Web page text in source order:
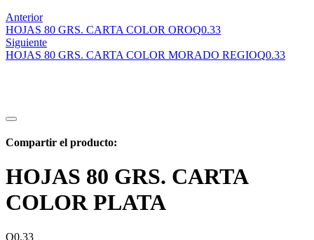
Anterior
HOJAS 80 GRS. CARTA COLOR OROQ0.33
Siguiente
HOJAS 80 GRS. CARTA COLOR MORADO REGIOQ0.33
Compartir el producto:
HOJAS 80 GRS. CARTA
COLOR PLATA
Q0.33